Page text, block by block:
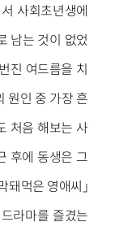
사회초년생에
남는 것이 없었
진 여드름을 치
원인 중 가장 흔
처음 해보는 사
후에 동생은 그
돼먹은 영애씨」
라마를 즐겼는